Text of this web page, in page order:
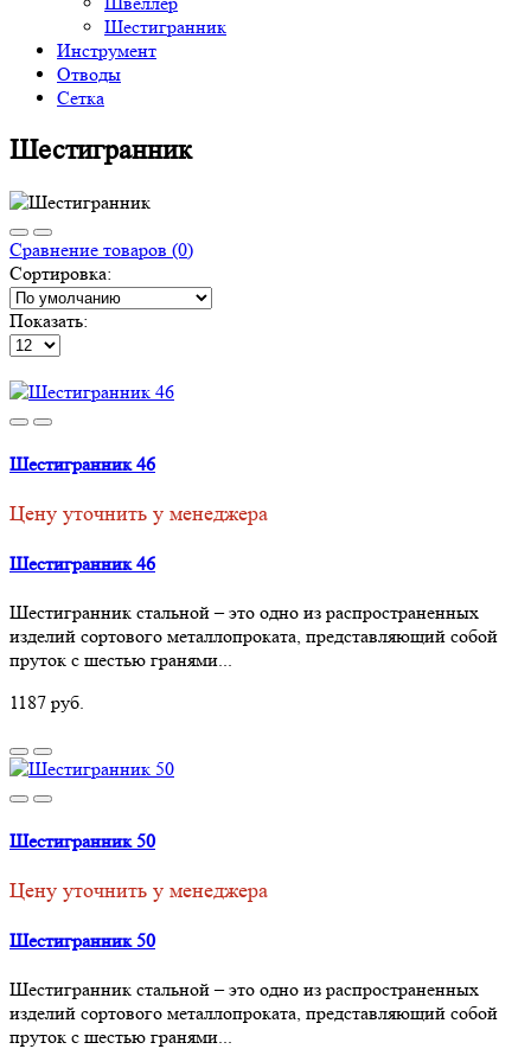
Шестигранник
Инструмент
Отводы
Сетка
Шестигранник
Сравнение товаров (0)
Сортировка:
Показать:
Шестигранник 46
Цену уточнить у менеджера
Шестигранник 46
Шестигранник стальной – это одно из распространенных
изделий сортового металлопроката, представляющий собой
пруток с шестью гранями...
1187 руб.
Шестигранник 50
Цену уточнить у менеджера
Шестигранник 50
Шестигранник стальной – это одно из распространенных
изделий сортового металлопроката, представляющий собой
пруток с шестью гранями...